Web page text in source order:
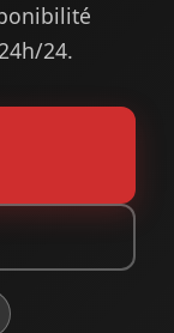
24.